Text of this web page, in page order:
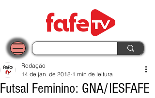
Futsal Feminino: GNA/IESFAFE
Redação
14 de jan. de 2018 1 min de leitura